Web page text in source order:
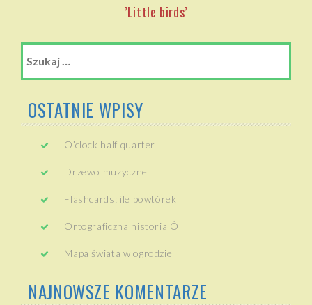
’Little birds’
OSTATNIE WPISY
O’clock half quarter
Drzewo muzyczne
Flashcards: ile powtórek
Ortograficzna historia Ó
Mapa świata w ogrodzie
NAJNOWSZE KOMENTARZE